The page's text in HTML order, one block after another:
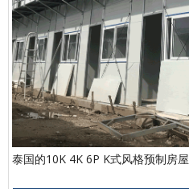
泰国的10K 4K 6P K式风格预制房屋